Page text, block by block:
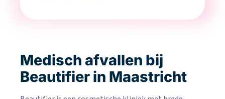
Medisch afvallen bij
Beautifier in Maastricht